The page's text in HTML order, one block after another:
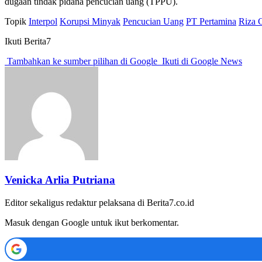
Topik Interpol Korupsi Minyak Pencucian Uang PT Pertamina Riza
Ikuti Berita7
Tambahkan ke sumber pilihan di Google Ikuti di Google News
Venicka Arlia Putriana
Editor sekaligus redaktur pelaksana di Berita7.co.id
Masuk dengan Google untuk ikut berkomentar.